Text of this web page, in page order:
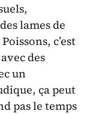
lames de
c’est
des
un
ça peut
pas le temps